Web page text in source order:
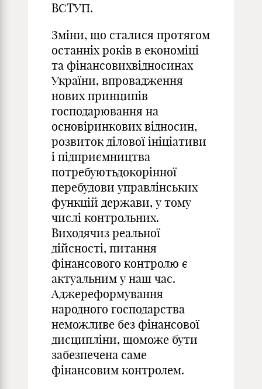
ВСТУП.
Зміни, що сталися протягом
останніх років в економіці
та фінансовихвідносинах
України, впровадження
нових принципів
господарювання на
основіринкових відносин,
розвиток ділової ініціативи
і підприємництва
потребуютьдокорінної
перебудови управлінських
функцій держави, у тому
числі контрольних.
Виходячиз реальної
дійсності, питання
фінансового контролю є
актуальним у наш час.
Аджереформування
народного господарства
неможливе без фінансової
дисципліни, щоможе бути
забезпечена саме
фінансовим контролем.